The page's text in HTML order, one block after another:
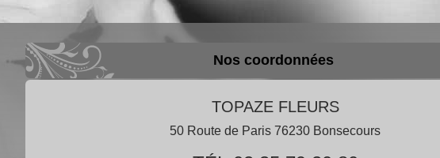
Nos coordonnées
TOPAZE FLEURS
50 Route de Paris 76230 Bonsecours